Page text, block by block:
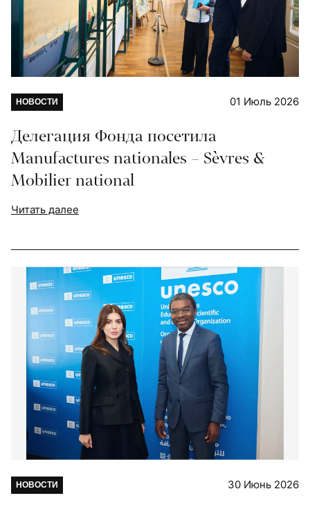
НОВОСТИ 01 Июль 2026
Делегация Фонда посетила
Manufactures nationales – Sèvres &
Mobilier national
Читать далее
НОВОСТИ 30 Июнь 2026